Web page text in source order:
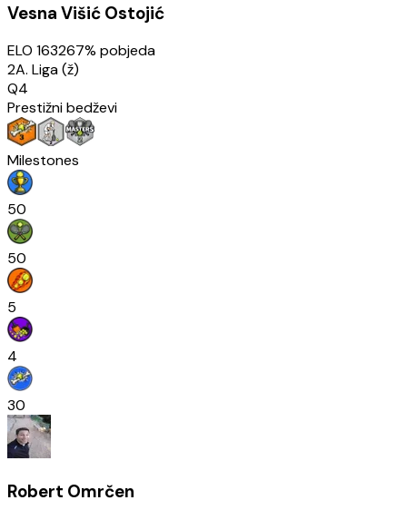
Vesna Višić Ostojić
ELO 163267% pobjeda
2A. Liga (ž)
Q4
Prestižni bedževi
Milestones
50
50
5
4
30
Robert Omrčen